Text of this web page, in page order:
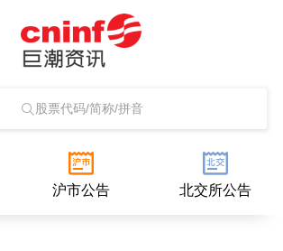
股票代码/简称/拼音
沪市公告 北交所公告